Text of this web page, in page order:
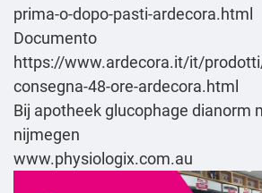
prima-o-dopo-pasti-ardecora.html
Documento
https://www.ardecora.it/it/
consegna-48-ore-ardecora.html
Bij apotheek glucophage dianorm
nijmegen
www.physiologix.com.au